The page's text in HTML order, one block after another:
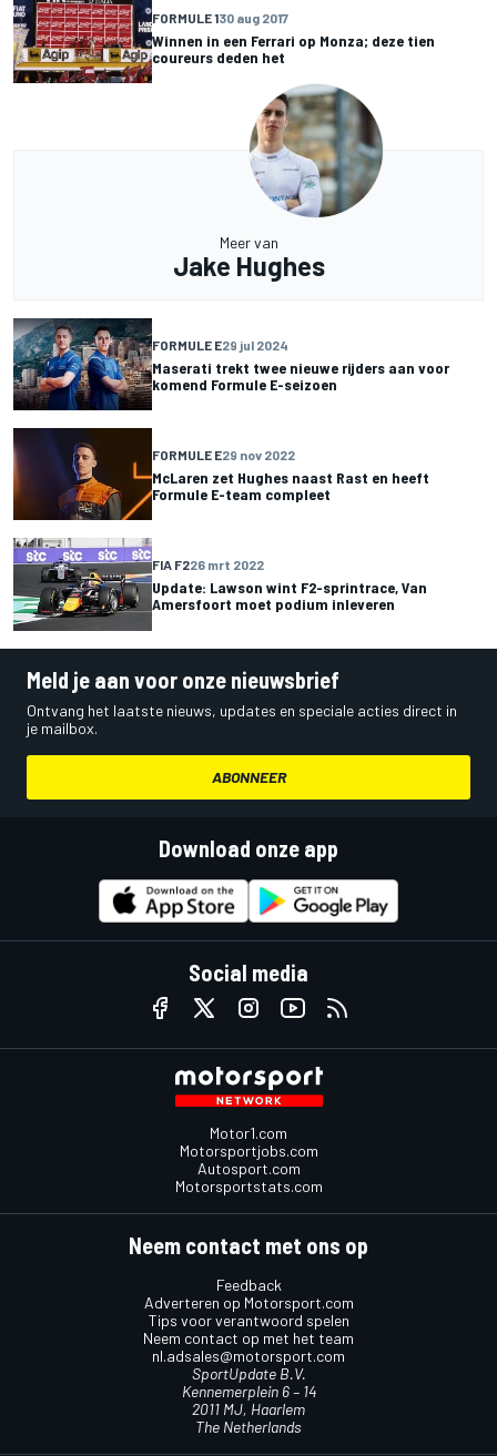
FORMULE 130 aug 2017
Winnen in een Ferrari op Monza; deze tien
coureurs deden het
Meer van
Jake Hughes
FORMULE E29 jul 2024
Maserati trekt twee nieuwe rijders aan voor
komend Formule E-seizoen
FORMULE E29 nov 2022
McLaren zet Hughes naast Rast en heeft
Formule E-team compleet
FIA F226 mrt 2022
Update: Lawson wint F2-sprintrace, Van
Amersfoort moet podium inleveren
Meld je aan voor onze nieuwsbrief
Ontvang het laatste nieuws, updates en speciale acties direct in
je mailbox.
ABONNEER
Download onze app
Social media
Motor1.com
Motorsportjobs.com
Autosport.com
Motorsportstats.com
Neem contact met ons op
Feedback
Adverteren op Motorsport.com
Tips voor verantwoord spelen
Neem contact op met het team
nl.adsales@motorsport.com
SportUpdate B.V.
Kennemerplein 6 – 14
2011 MJ, Haarlem
The Netherlands